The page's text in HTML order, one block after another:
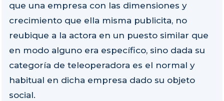
que una empresa con las dimensiones y
crecimiento que ella misma publicita, no
reubique a la actora en un puesto similar que
en modo alguno era específico, sino dada su
categoría de teleoperadora es el normal y
habitual en dicha empresa dado su objeto
social.